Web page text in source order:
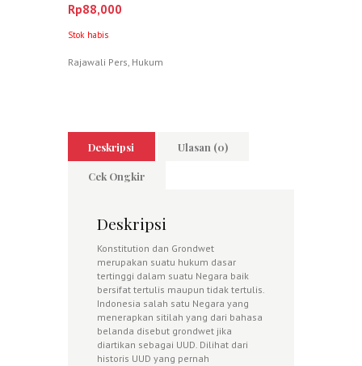
Rp88,000
Stok habis
Rajawali Pers, Hukum
Deskripsi Ulasan (0)
Cek Ongkir
Deskripsi
Konstitution dan Grondwet
merupakan suatu hukum dasar
tertinggi dalam suatu Negara baik
bersifat tertulis maupun tidak tertulis.
Indonesia salah satu Negara yang
menerapkan sitilah yang dari bahasa
belanda disebut grondwet jika
diartikan sebagai UUD. Dilihat dari
historis UUD yang pernah